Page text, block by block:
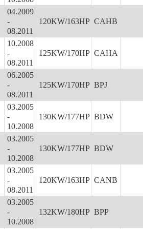
04.2009
-
08.2011
120KW/163HP CAHB
10.2008
-
08.2011
125KW/170HP CAHA
06.2005
-
08.2011
125KW/170HP BPJ
03.2005
-
10.2008
130KW/177HP BDW
03.2005
-
10.2008
130KW/177HP BDW
03.2005
-
08.2011
120KW/163HP CANB
03.2005
-
10.2008
132KW/180HP BPP